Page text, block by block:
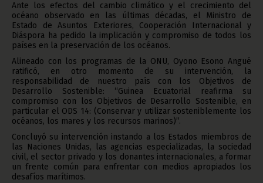
Ante los efectos del cambio climático y el crecimiento del
océano observado en las últimas décadas, el Ministro de
Estado de Asuntos Exteriores, Cooperación Internacional y
Diáspora ha pedido la implicación y compromiso de todos los
países en la preservación de los océanos.
Alineado con los programas de la ONU, Oyono Esono Angué
ratificó, en otro momento de su intervención, la
responsabilidad de nuestro país con los Objetivos de
Desarrollo Sostenible: “Guinea Ecuatorial reafirma su
compromiso con los Objetivos de Desarrollo Sostenible, en
particular el ODS 14: (Conservar y utilizar sosteniblemente los
océanos, los mares y los recursos marinos)”.
Concluyó su intervención instando a los Estados miembros de
las Naciones Unidas, las agencias especializadas, la sociedad
civil, el sector privado y los donantes internacionales, a formar
un frente común para enfrentar con medios apropiados los
desafíos marítimos.